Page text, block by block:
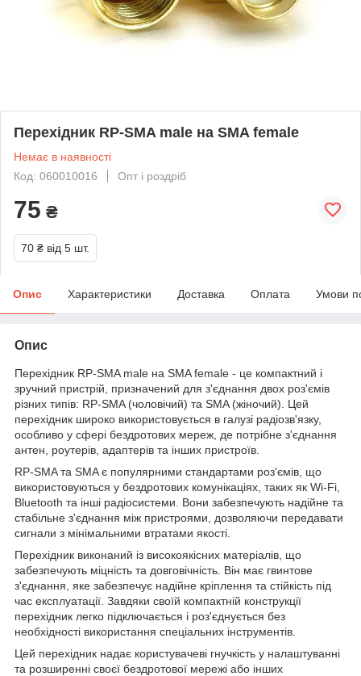
Перехідник RP-SMA male на SMA female
Немає в наявності
Код: 060010016
Опт і роздріб
75 ₴
70 ₴ від 5 шт.
Опис Характеристики Доставка Оплата Умови
Опис
Перехідник RP-SMA male на SMA female - це компактний і
зручний пристрій, призначений для з'єднання двох роз'ємів
різних типів: RP-SMA (чоловічий) та SMA (жіночий). Цей
перехідник широко використовується в галузі радіозв'язку,
особливо у сфері бездротових мереж, де потрібне з'єднання
антен, роутерів, адаптерів та інших пристроїв.
RP-SMA та SMA є популярними стандартами роз'ємів, що
використовуються у бездротових комунікаціях, таких як Wi-Fi,
Bluetooth та інші радіосистеми. Вони забезпечують надійне та
стабільне з'єднання між пристроями, дозволяючи передавати
сигнали з мінімальними втратами якості.
Перехідник виконаний із високоякісних матеріалів, що
забезпечують міцність та довговічність. Він має гвинтове
з'єднання, яке забезпечує надійне кріплення та стійкість під
час експлуатації. Завдяки своїй компактній конструкції
перехідник легко підключається і роз'єднується без
необхідності використання спеціальних інструментів.
Цей перехідник надає користувачеві гнучкість у налаштуванні
та розширенні своєї бездротової мережі або інших